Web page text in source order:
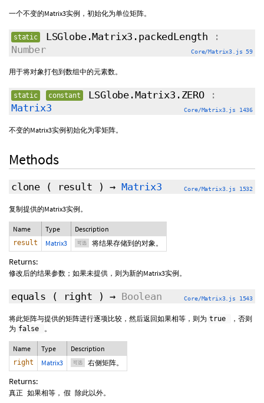
一个不变的Matrix3实例，初始化为单位矩阵。
static LSGlobe.Matrix3.packedLength
:
Number
Core/Matrix3.js 59
用于将对象打包到数组中的元素数。
static constant LSGlobe.Matrix3.ZERO
:
Matrix3
Core/Matrix3.js 1436
不变的Matrix3实例初始化为零矩阵。
Methods
clone ( result )→ Matrix3 Core/Matrix3.js 1532
复制提供的Matrix3实例。
Name Type Description
result Matrix3 可选 将结果存储到的对象。
Returns:
修改后的结果参数；如果未提供，则为新的Matrix3实例。
equals ( right )→ Boolean Core/Matrix3.js 1543
将此矩阵与提供的矩阵进行逐项比较，然后返回如果相等，则为 true
，否则
为 false 。
Name Type Description
right Matrix3 可选 右侧矩阵。
Returns:
真正 如果相等， 假 除此以外。